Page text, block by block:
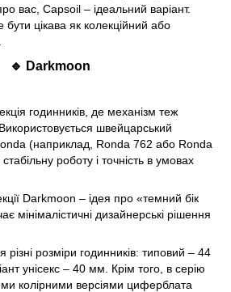
вас, Capsoil – ідеальний варіант.
цікава як колекційний або
🔹 Darkmoon
годинників, де механізм теж
швейцарський
(наприклад, Ronda 762 або Ronda
роботу і точність в умовах
Darkmoon – ідея про «темний бік
мінімалістичні дизайнерські рішення
розміри годинників: типовий – 44
унісекс – 40 мм. Крім того, в серію
колірними версіями циферблата